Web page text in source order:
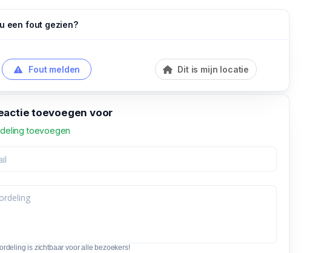
een fout gezien?
Fout melden Dit is mijn locatie
toevoegen voor
toevoegen
is zichtbaar voor alle bezoekers!